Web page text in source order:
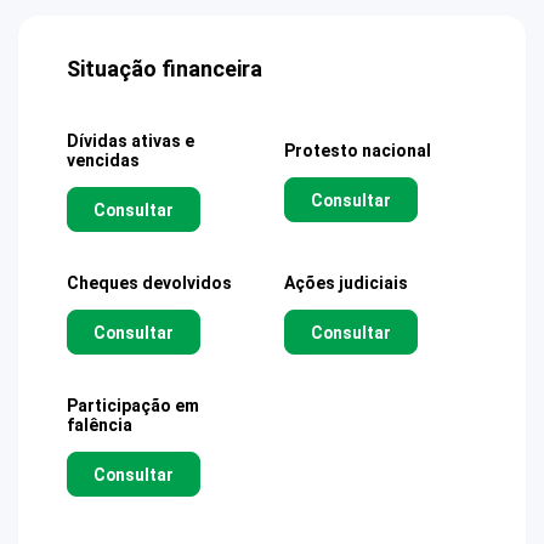
Situação financeira
Dívidas ativas e
vencidas
Consultar
Protesto nacional
Consultar
Cheques devolvidos
Consultar
Ações judiciais
Consultar
Participação em
falência
Consultar